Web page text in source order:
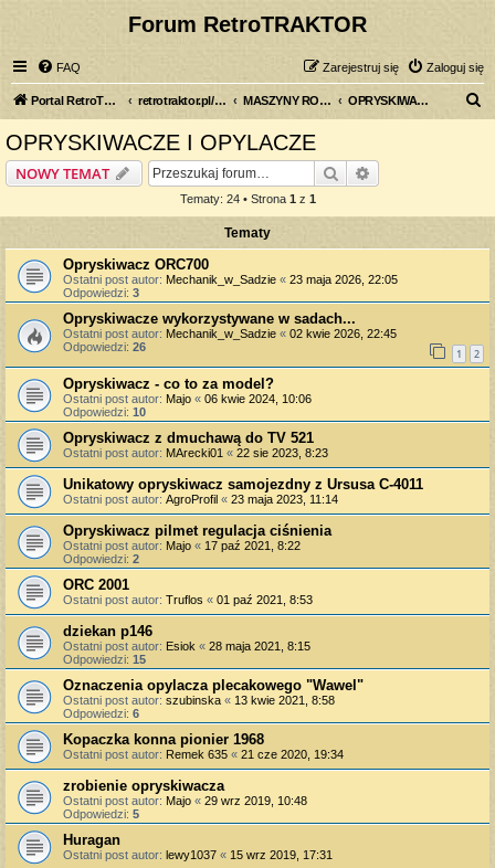
Forum RetroTRAKTOR
FAQ Zaloguj się
Zarejestruj się
Portal RetroTRAKTOR.pl retrotraktor.pl/forum MASZYNY ROLNICZE OPRYSKIWACZE I OPYLACZE
OPRYSKIWACZE I OPYLACZE
NOWY TEMAT Szukaj
Tematy: 24 • Strona 1 z 1
Tematy
Opryskiwacz ORC700
Ostatni post autor: Mechanik_w_Sadzie « 23 maja 2026, 22:05
Odpowiedzi: 3
Opryskiwacze wykorzystywane w sadach...
Ostatni post autor: Mechanik_w_Sadzie « 02 kwie 2026, 22:45
Odpowiedzi: 26 1 2
Opryskiwacz - co to za model?
Ostatni post autor: Majo « 06 kwie 2024, 10:06
Odpowiedzi: 10
Opryskiwacz z dmuchawą do TV 521
Ostatni post autor: MArecki01 « 22 sie 2023, 8:23
Unikatowy opryskiwacz samojezdny z Ursusa C-4011
Ostatni post autor: AgroProfil « 23 maja 2023, 11:14
Opryskiwacz pilmet regulacja ciśnienia
Ostatni post autor: Majo « 17 paź 2021, 8:22
Odpowiedzi: 2
ORC 2001
Ostatni post autor: Truflos « 01 paź 2021, 8:53
dziekan p146
Ostatni post autor: Esiok « 28 maja 2021, 8:15
Odpowiedzi: 15
Oznaczenia opylacza plecakowego "Wawel"
Ostatni post autor: szubinska « 13 kwie 2021, 8:58
Odpowiedzi: 6
Kopaczka konna pionier 1968
Ostatni post autor: Remek 635 « 21 cze 2020, 19:34
zrobienie opryskiwacza
Ostatni post autor: Majo « 29 wrz 2019, 10:48
Odpowiedzi: 5
Huragan
Ostatni post autor: lewy1037 « 15 wrz 2019, 17:31